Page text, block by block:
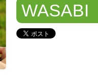
WASABI